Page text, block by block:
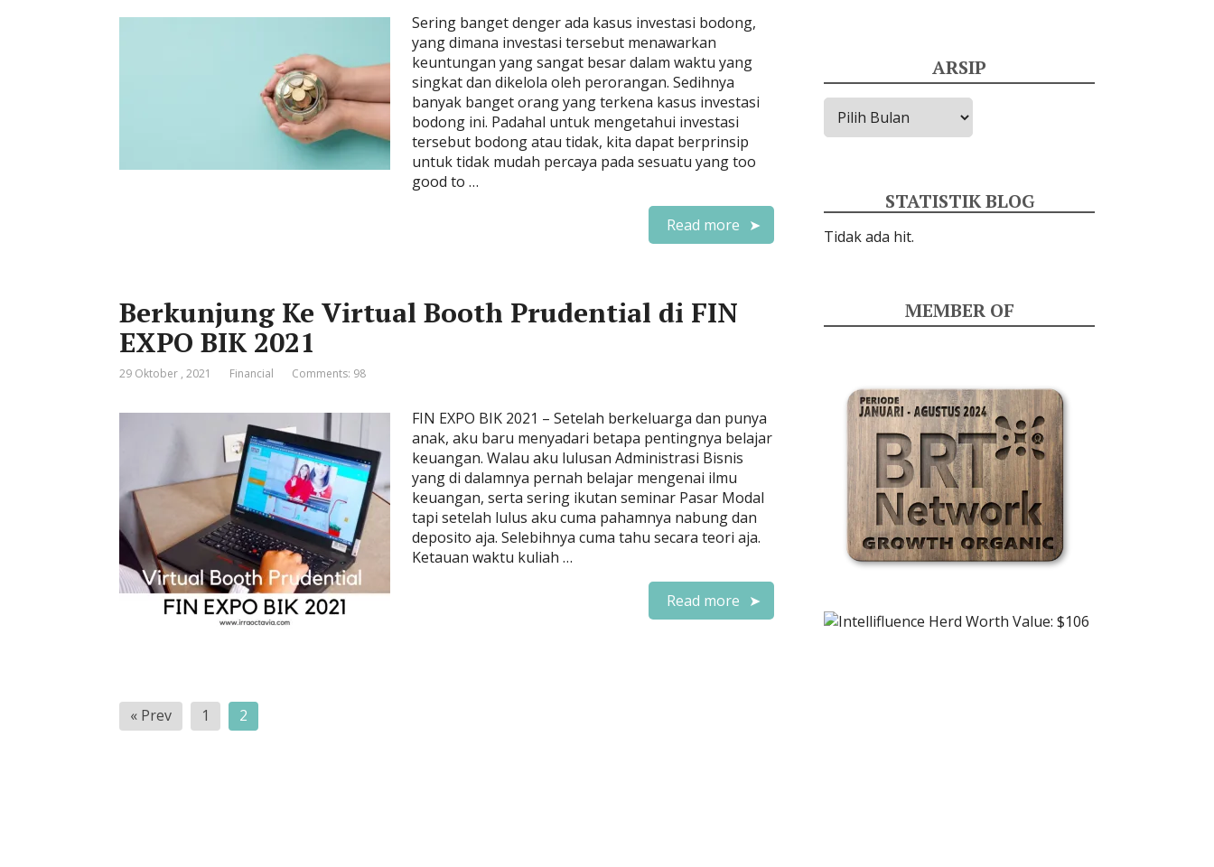
Sering banget denger ada kasus investasi bodong,
yang dimana investasi tersebut menawarkan
keuntungan yang sangat besar dalam waktu yang
singkat dan dikelola oleh perorangan. Sedihnya
banyak banget orang yang terkena kasus investasi
bodong ini. Padahal untuk mengetahui investasi
tersebut bodong atau tidak, kita dapat berprinsip
untuk tidak mudah percaya pada sesuatu yang too
good to …
Read more
Berkunjung Ke Virtual Booth Prudential di FIN
EXPO BIK 2021
29 Oktober , 2021 Financial Comments: 98
FIN EXPO BIK 2021 – Setelah berkeluarga dan punya
anak, aku baru menyadari betapa pentingnya belajar
keuangan. Walau aku lulusan Administrasi Bisnis
yang di dalamnya pernah belajar mengenai ilmu
keuangan, serta sering ikutan seminar Pasar Modal
tapi setelah lulus aku cuma pahamnya nabung dan
deposito aja. Selebihnya cuma tahu secara teori aja.
Ketauan waktu kuliah …
Read more
Navigasi
pos
« Prev 1 2
ARSIP
Arsip
STATISTIK BLOG
Tidak ada hit.
MEMBER OF